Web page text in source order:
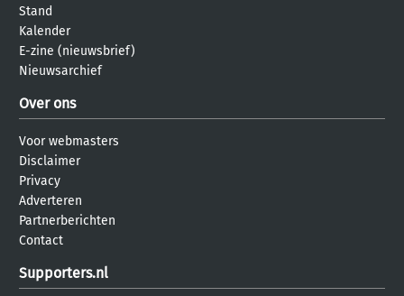
Stand
Kalender
E-zine (nieuwsbrief)
Nieuwsarchief
Over ons
Voor webmasters
Disclaimer
Privacy
Adverteren
Partnerberichten
Contact
Supporters.nl